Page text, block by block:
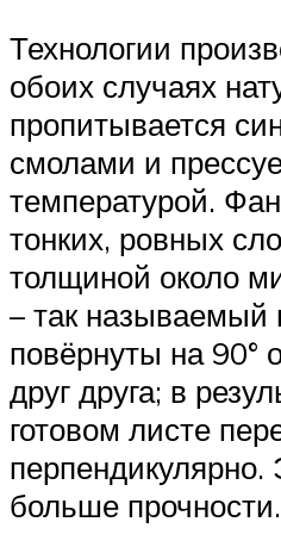
Технологии
обоих случаях
пропитывается
смолами и
температурой.
тонких, ровных
толщиной около
– так называемый
повёрнуты на 90°
друг друга; в
готовом листе
больше прочности.